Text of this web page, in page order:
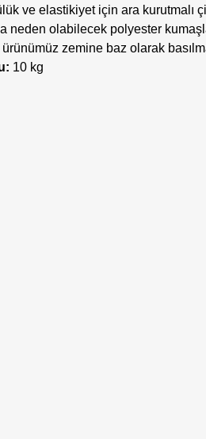
ve elastikiyet için ara kurutmalı
neden olabilecek polyester
ürünümüz zemine baz olarak
10 kg